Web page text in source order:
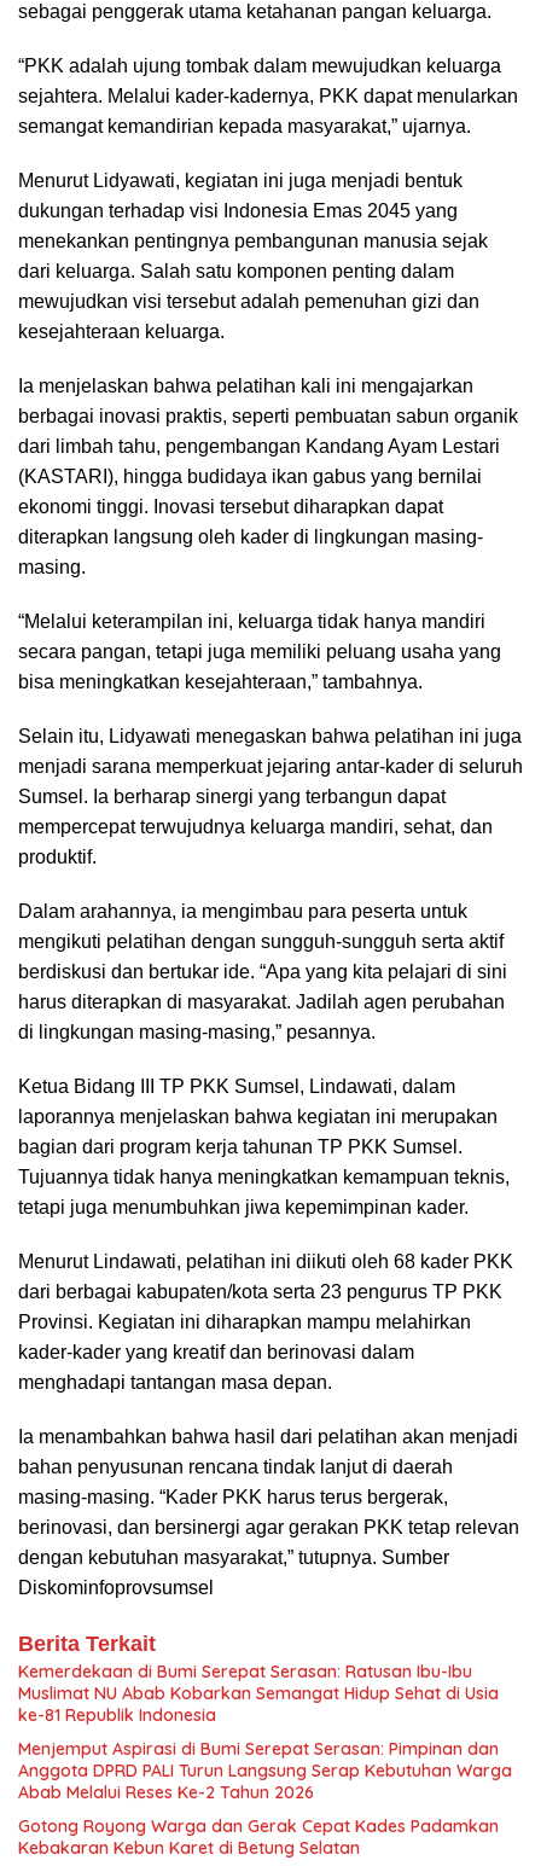
sebagai penggerak utama ketahanan pangan keluarga.
“PKK adalah ujung tombak dalam mewujudkan keluarga
sejahtera. Melalui kader-kadernya, PKK dapat menularkan
semangat kemandirian kepada masyarakat,” ujarnya.
Menurut Lidyawati, kegiatan ini juga menjadi bentuk
dukungan terhadap visi Indonesia Emas 2045 yang
menekankan pentingnya pembangunan manusia sejak
dari keluarga. Salah satu komponen penting dalam
mewujudkan visi tersebut adalah pemenuhan gizi dan
kesejahteraan keluarga.
Ia menjelaskan bahwa pelatihan kali ini mengajarkan
berbagai inovasi praktis, seperti pembuatan sabun organik
dari limbah tahu, pengembangan Kandang Ayam Lestari
(KASTARI), hingga budidaya ikan gabus yang bernilai
ekonomi tinggi. Inovasi tersebut diharapkan dapat
diterapkan langsung oleh kader di lingkungan masing-
masing.
“Melalui keterampilan ini, keluarga tidak hanya mandiri
secara pangan, tetapi juga memiliki peluang usaha yang
bisa meningkatkan kesejahteraan,” tambahnya.
Selain itu, Lidyawati menegaskan bahwa pelatihan ini juga
menjadi sarana memperkuat jejaring antar-kader di seluruh
Sumsel. Ia berharap sinergi yang terbangun dapat
mempercepat terwujudnya keluarga mandiri, sehat, dan
produktif.
Dalam arahannya, ia mengimbau para peserta untuk
mengikuti pelatihan dengan sungguh-sungguh serta aktif
berdiskusi dan bertukar ide. “Apa yang kita pelajari di sini
harus diterapkan di masyarakat. Jadilah agen perubahan
di lingkungan masing-masing,” pesannya.
Ketua Bidang III TP PKK Sumsel, Lindawati, dalam
laporannya menjelaskan bahwa kegiatan ini merupakan
bagian dari program kerja tahunan TP PKK Sumsel.
Tujuannya tidak hanya meningkatkan kemampuan teknis,
tetapi juga menumbuhkan jiwa kepemimpinan kader.
Menurut Lindawati, pelatihan ini diikuti oleh 68 kader PKK
dari berbagai kabupaten/kota serta 23 pengurus TP PKK
Provinsi. Kegiatan ini diharapkan mampu melahirkan
kader-kader yang kreatif dan berinovasi dalam
menghadapi tantangan masa depan.
Ia menambahkan bahwa hasil dari pelatihan akan menjadi
bahan penyusunan rencana tindak lanjut di daerah
masing-masing. “Kader PKK harus terus bergerak,
berinovasi, dan bersinergi agar gerakan PKK tetap relevan
dengan kebutuhan masyarakat,” tutupnya. Sumber
Diskominfoprovsumsel
Berita Terkait
Kemerdekaan di Bumi Serepat Serasan: Ratusan Ibu-Ibu
Muslimat NU Abab Kobarkan Semangat Hidup Sehat di Usia
ke-81 Republik Indonesia
Menjemput Aspirasi di Bumi Serepat Serasan: Pimpinan dan
Anggota DPRD PALI Turun Langsung Serap Kebutuhan Warga
Abab Melalui Reses Ke-2 Tahun 2026
Gotong Royong Warga dan Gerak Cepat Kades Padamkan
Kebakaran Kebun Karet di Betung Selatan